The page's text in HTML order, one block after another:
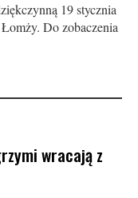
19 stycznia
Do zobaczenia
wracają z